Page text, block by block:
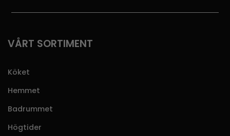
VÅRT SORTIMENT
Köket
Hemmet
Badrummet
Högtider